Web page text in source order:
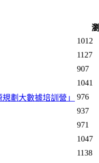
1012
1127
907
1041
劃大數據培訓營」
976
937
971
1047
1138